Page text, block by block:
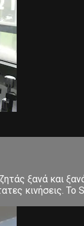
ξανά και
κινήσεις. Το